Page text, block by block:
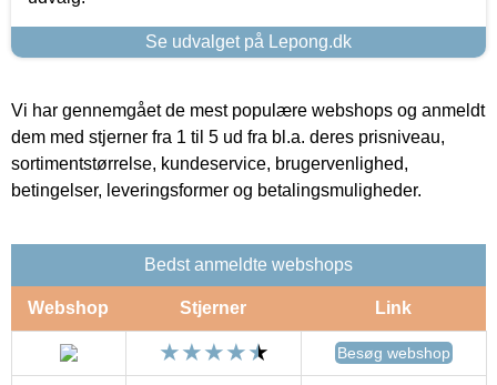
Se udvalget på Lepong.dk
Vi har gennemgået de mest populære webshops og anmeldt
dem med stjerner fra 1 til 5 ud fra bl.a. deres prisniveau,
sortimentstørrelse, kundeservice, brugervenlighed,
betingelser, leveringsformer og betalingsmuligheder.
Bedst anmeldte webshops
Webshop Stjerner Link
Besøg webshop